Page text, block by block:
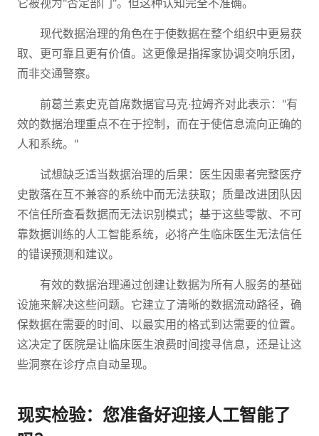
它被视为"否定部门"。但这种认知完全不准确。
现代数据治理的角色在于使数据在整个组织中更易获
取、更可靠且更有价值。这更像是指挥家协调交响乐团，
而非交通警察。
前葛兰素史克首席数据官马克·拉姆齐对此表示："有
效的数据治理重点不在于控制，而在于使信息流向正确的
人和系统。"
试想缺乏适当数据治理的后果：医生因患者完整医疗
史散落在互不兼容的系统中而无法获取；质量改进团队因
不信任所查看数据而无法识别模式；基于这些零散、不可
靠数据训练的人工智能系统，必将产生临床医生无法信任
的错误预测和建议。
有效的数据治理通过创建让数据为所有人服务的基础
设施来解决这些问题。它建立了清晰的数据流动路径，确
保数据在需要的时间、以最实用的格式到达需要的位置。
这决定了医院是让临床医生浪费时间搜寻信息，还是让这
些洞察在诊疗点自动呈现。
现实检验：您准备好迎接人工智能了